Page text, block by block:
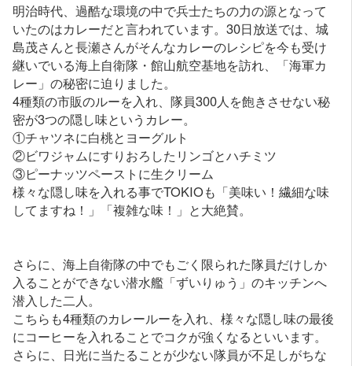
明治時代、過酷な環境の中で兵士たちの力の源となって
いたのはカレーだと言われています。30日放送では、城
島茂さんと長瀬さんがそんなカレーのレシピを今も受け
継いでいる海上自衛隊・館山航空基地を訪れ、「海軍カ
レー」の秘密に迫りました。
4種類の市販のルーを入れ、隊員300人を飽きさせない秘
密が3つの隠し味というカレー。
①チャツネに白桃とヨーグルト
②ビワジャムにすりおろしたリンゴとハチミツ
③ピーナッツペーストに生クリーム
様々な隠し味を入れる事でTOKIOも「美味い！繊細な味
してますね！」「複雑な味！」と大絶賛。
さらに、海上自衛隊の中でもごく限られた隊員だけしか
入ることができない潜水艦「ずいりゅう」のキッチンへ
潜入した二人。
こちらも4種類のカレールーを入れ、様々な隠し味の最後
にコーヒーを入れることでコクが強くなるといいます。
さらに、日光に当たることが少ない隊員が不足しがちな